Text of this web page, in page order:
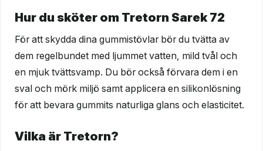
Hur du sköter om Tretorn Sarek 72
För att skydda dina gummistövlar bör du tvätta av
dem regelbundet med ljummet vatten, mild tvål och
en mjuk tvättsvamp. Du bör också förvara dem i en
sval och mörk miljö samt applicera en silikonlösning
för att bevara gummits naturliga glans och elasticitet.
Vilka är Tretorn?